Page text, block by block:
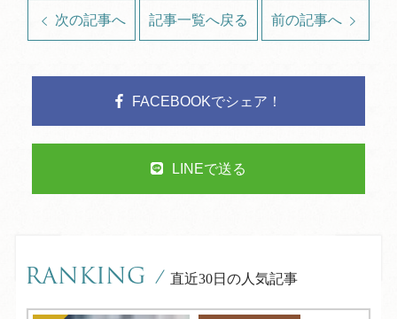
次の記事へ 記事一覧へ戻る 前の記事へ
FACEBOOKでシェア！
LINEで送る
RANKING / 直近30日の人気記事